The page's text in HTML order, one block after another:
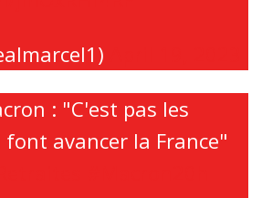
: "C'est pas les
font avancer la France"